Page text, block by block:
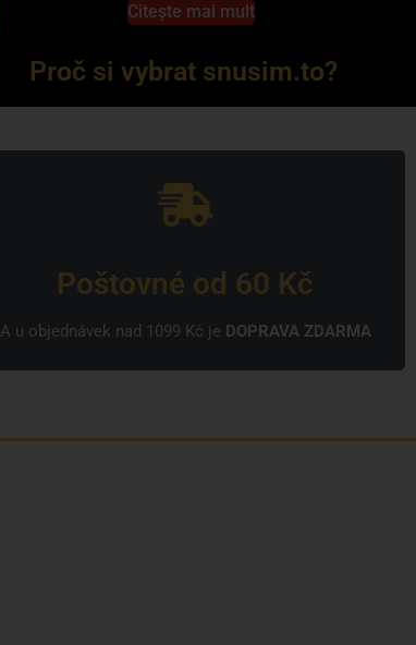
Citește mai mult
Proč si vybrat snusim.to?
Poštovné od 60 Kč
A u objednávek nad 1099 Kč je DOPRAVA ZDARMA